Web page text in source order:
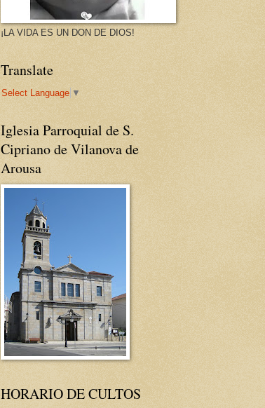
¡LA VIDA ES UN DON DE DIOS!
Translate
Select Language ▼
Iglesia Parroquial de S.
Cipriano de Vilanova de
Arousa
HORARIO DE CULTOS